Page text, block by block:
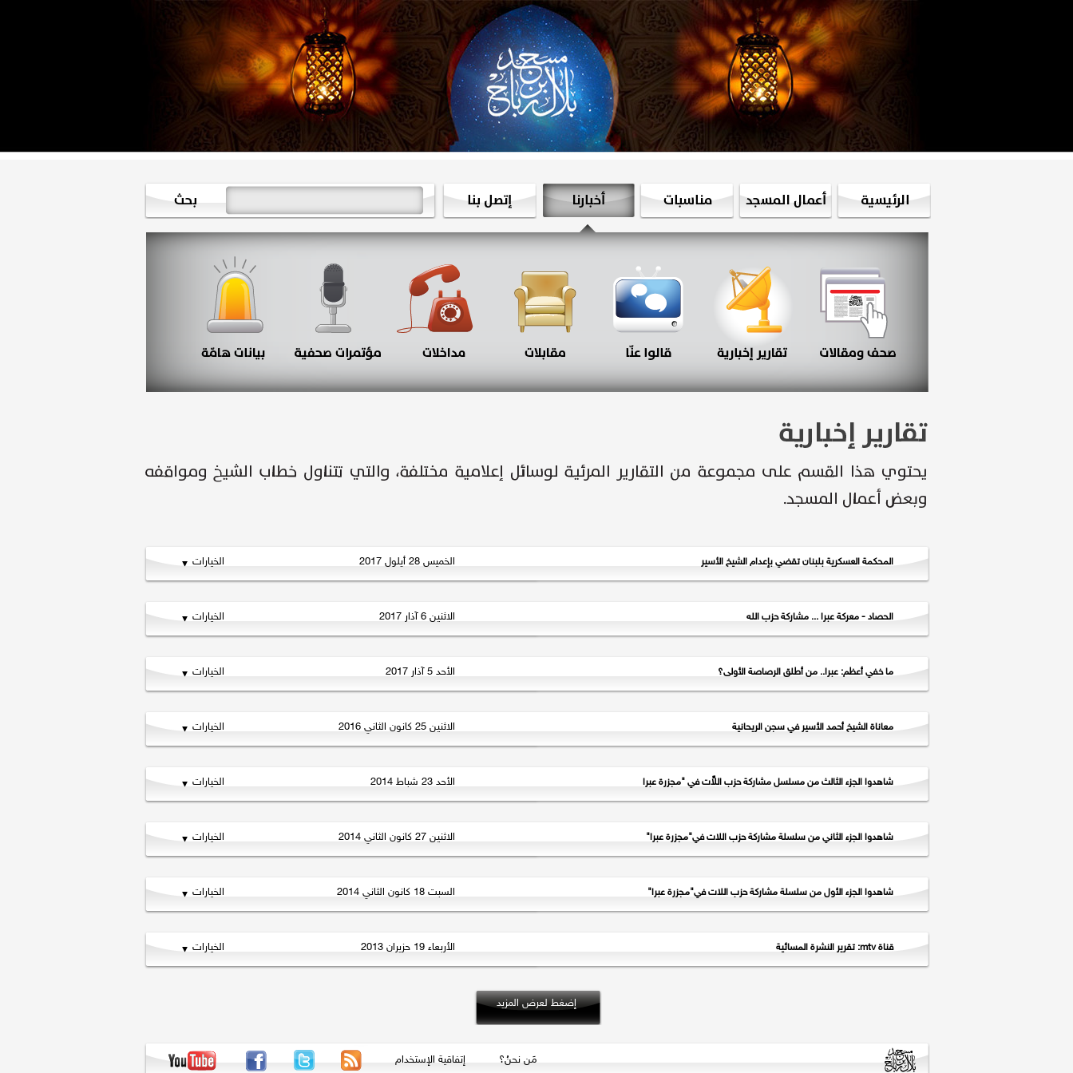
المحكمة العسكرية بلبنان تقضي بإعدام الشيخ الأسير الخميس 28 أيلول 2017 الخيارات
الحصاد - معركة عبرا ... مشاركة حزب الله الاثنين 6 آذار 2017 الخيارات
ما خفي أعظم: عبرا.. من أطلق الرصاصة الأولى؟ الأحد 5 آذار 2017 الخيارات
معاناة الشيخ أحمد الأسير في سجن الريحانية الاثنين 25 كانون الثاني 2016 الخيارات
شاهدوا الجزء الثالث من مسلسل مشاركة حزب اللاَّت في "مجزرة عبرا الأحد 23 شباط 2014 الخيارات
شاهدوا الجزء الثاني من سلسلة مشاركة حزب اللات في"مجزرة عبرا" الاثنين 27 كانون الثاني 2014 الخيارات
شاهدوا الجزء الأول من سلسلة مشاركة حزب اللات في"مجزرة عبرا" السبت 18 كانون الثاني 2014 الخيارات
قناة mtv: تقرير النشرة المسائية الأربعاء 19 حزيران 2013 الخيارات
إضغط لعرض المزيد
إتفاقية الإستخدام مَن نحنُ؟